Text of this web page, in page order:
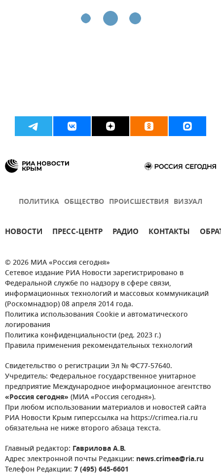
ПОЛИТИКА ОБЩЕСТВО ПРОИСШЕСТВИЯ ВИЗУАЛ
НОВОСТИ ПРЕСС-ЦЕНТР РАДИО КОНТАКТЫ
© 2026 МИА «Россия сегодня»
Сетевое издание РИА Новости зарегистрировано в
Федеральной службе по надзору в сфере связи,
информационных технологий и массовых коммуникаций
(Роскомнадзор) 08 апреля 2014 года.
Политика использования Cookie и автоматического
логирования
Политика конфиденциальности (ред. 2023 г.)
Правила применения рекомендательных технологий
Свидетельство о регистрации Эл № ФС77-57640.
Учредитель: Федеральное государственное унитарное
предприятие Международное информационное агентство
«Россия сегодня» (МИА «Россия сегодня»).
При любом использовании материалов и новостей сайта
РИА Новости Крым гиперссылка на https://crimea.ria.ru
обязательна не ниже второго абзаца текста.
Главный редактор: Гаврилова А.В.
Адрес электронной почты Редакции: news.crimea@ria.ru
Телефон Редакции: 7 (495) 645-6601